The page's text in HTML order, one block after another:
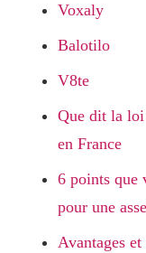
Voxaly
Balotilo
V8te
Que dit la
en France
6 points que
pour une
Avantages